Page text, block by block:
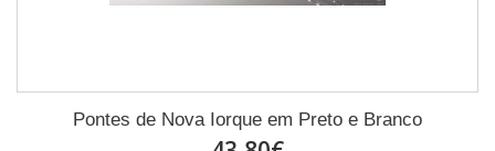
Pontes de Nova Iorque em Preto e Branco